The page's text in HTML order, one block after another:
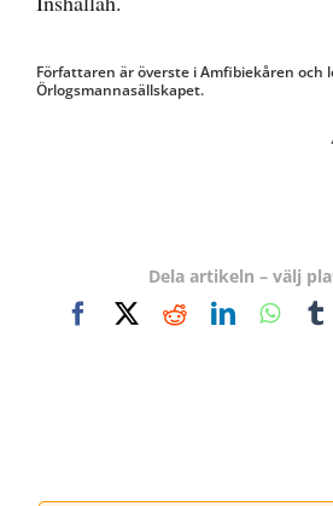
Författaren är överste i Amfibiekåren och
Örlogsmannasällskapet.
Dela artikeln – välj
FacebookRedditLinkedIn